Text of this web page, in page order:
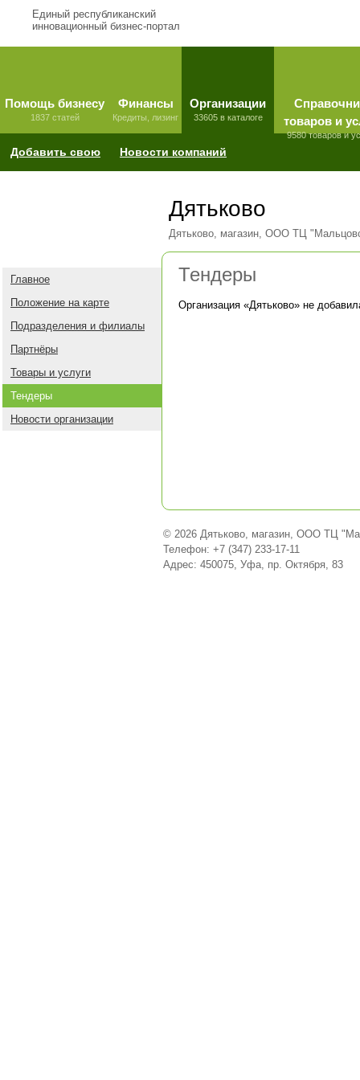
Единый республиканский
инновационный бизнес-портал
Помощь бизнесу
1837 статей
Финансы
Кредиты, лизинг
Организации
33605 в каталоге
товаров и
9580 товаров и
Добавить свою Новости компаний
Дятьково
Дятьково, магазин, ООО ТЦ
Главное
Положение на карте
Подразделения и филиалы
Партнёры
Товары и услуги
Тендеры
Новости организации
Тендеры
Организация «Дятьково» не
© 2026 Дятьково, магазин, ООО ТЦ
Телефон: +7 (347) 233-17-11
Адрес: 450075, Уфа, пр. Октября, 83